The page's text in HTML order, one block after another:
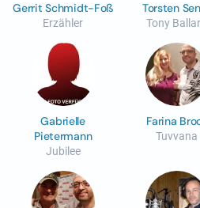
Gerrit Schmidt-Foß
Erzähler
Torsten
Tony
Gabrielle
Pietermann
Jubilee
Farina
Tuvvana